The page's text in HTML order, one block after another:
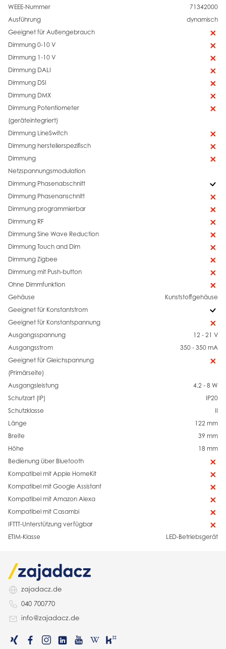
WEEE-Nummer
71342000
Ausführung
dynamisch
Geeignet für Außengebrauch
Dimmung 0-10 V
Dimmung 1-10 V
Dimmung DALI
Dimmung DSI
Dimmung DMX
Dimmung Potentiometer
(geräteintegriert)
Dimmung LineSwitch
Dimmung herstellerspezifisch
Dimmung
Netzspannungsmodulation
Dimmung Phasenabschnitt
Dimmung Phasenanschnitt
Dimmung programmierbar
Dimmung RF
Dimmung Sine Wave Reduction
Dimmung Touch and Dim
Dimmung Zigbee
Dimmung mit Push-button
Ohne Dimmfunktion
Gehäuse
Kunststoffgehäuse
Geeignet für Konstantstrom
Geeignet für Konstantspannung
Ausgangsspannung
12 - 21 V
Ausgangsstrom
350 - 350 mA
Geeignet für Gleichspannung
(Primärseite)
Ausgangsleistung
4.2 - 8 W
Schutzart (IP)
IP20
Schutzklasse
II
Länge
122 mm
Breite
39 mm
Höhe
18 mm
Bedienung über Bluetooth
Kompatibel mit Apple HomeKit
Kompatibel mit Google Assistant
Kompatibel mit Amazon Alexa
Kompatibel mit Casambi
IFTTT-Unterstützung verfügbar
ETIM-Klasse
LED-Betriebsgerät
zajadacz.de
040 700770
info@zajadacz.de